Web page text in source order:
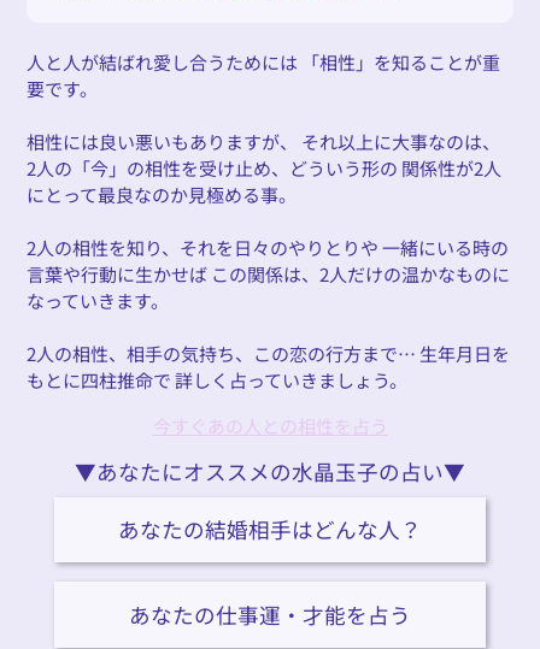
人と人が結ばれ愛し合うためには 「相性」を知ることが重
要です。
相性には良い悪いもありますが、 それ以上に大事なのは、
2人の「今」の相性を受け止め、どういう形の 関係性が2人
にとって最良なのか見極める事。
2人の相性を知り、それを日々のやりとりや 一緒にいる時の
言葉や行動に生かせば この関係は、2人だけの温かなものに
なっていきます。
2人の相性、相手の気持ち、この恋の行方まで… 生年月日を
もとに四柱推命で 詳しく占っていきましょう。
今すぐあの人との相性を占う
▼あなたにオススメの水晶玉子の占い▼
あなたの結婚相手はどんな人？
あなたの仕事運・才能を占う